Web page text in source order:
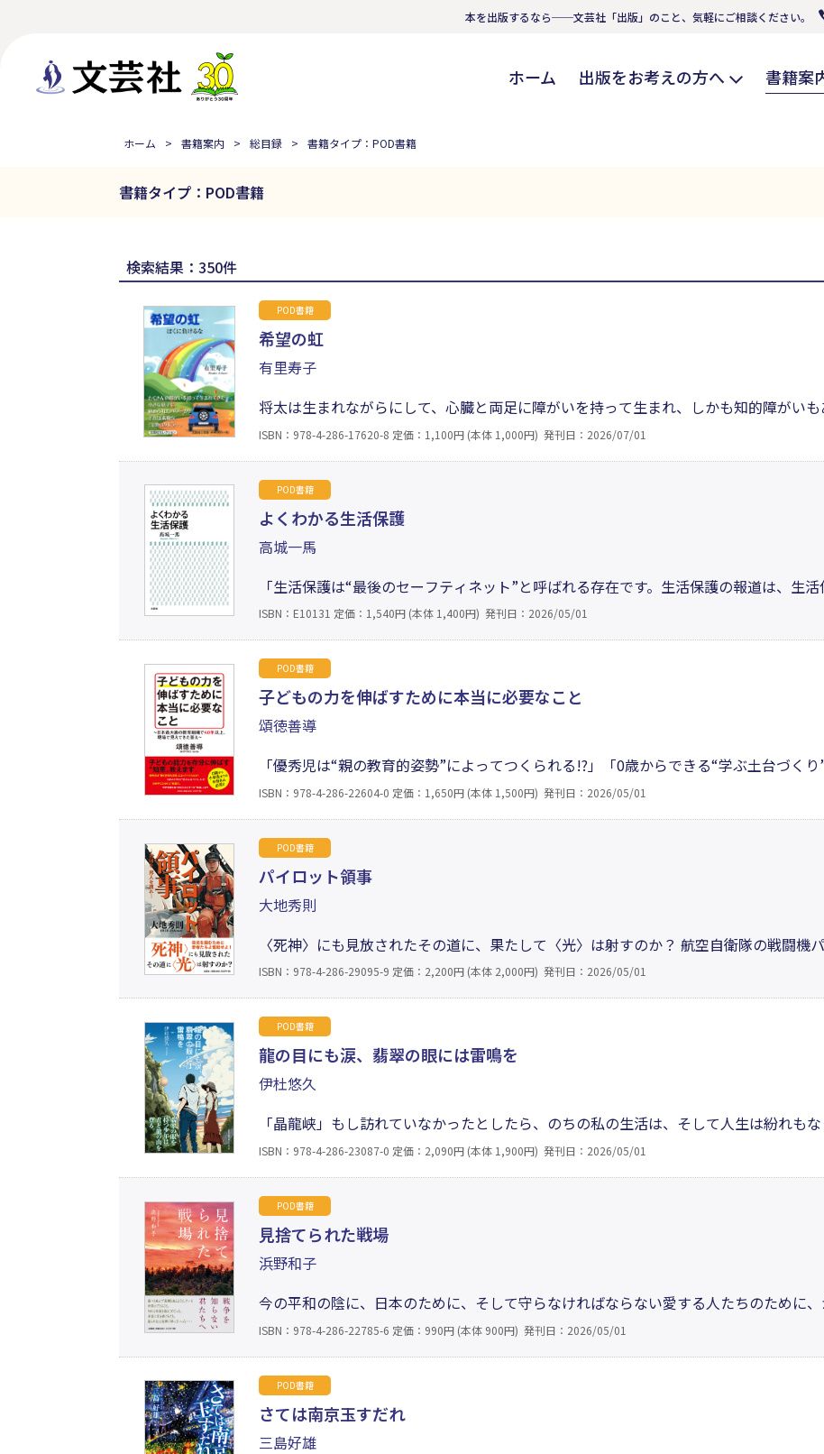
本を出版するなら──文芸社「出版」のこと、気軽にご相談ください。
ホーム 出版をお考えの方へ 書籍案
ホーム 書籍案内 総目録 書籍タイプ：POD書籍
書籍タイプ：POD書籍
検索結果：350件
POD書籍
希望の虹
有里寿子
将太は生まれながらにして、心臓と両足に障がいを持って生まれ、しかも知的障がい
で、山越え谷越え！ 家族も泣いたり笑ったりと、一心同体で歩んできました。将太か
ます。この本を読んで、あなたも将太から感じ取って下さい、明日はきっと、希望の一
ISBN：978-4-286-17620-8 定価：1,100円 (本体 1,000円) 発刊日：2026/07/01
POD書籍
よくわかる生活保護
高城一馬
「生活保護は“最後のセーフティネット”と呼ばれる存在です。生活保護の報道は、生
あらゆる分野の失政や他のセーフティネットが機能していないことを象徴していると言
いくと、貧困ビジネスの正体や不正受給の現実などさまざまな問題も見えてきます」
のに最適の入門書。
ISBN：E10131 定価：1,540円 (本体 1,400円) 発刊日：2026/05/01
POD書籍
子どもの力を伸ばすために本当に必要なこと
頌徳善導
「優秀児は“親の教育的姿勢”によってつくられる!?」「0歳からできる“学ぶ土台づく
力”」「中学受験を乗りきるためにすべき“準備”とは？」日本最大級の私教育組織に40
見守って守ってきた著者だからこその「教育の知恵」を惜しみなく披露した1冊。0歳
ISBN：978-4-286-22604-0 定価：1,650円 (本体 1,500円) 発刊日：2026/05/01
POD書籍
パイロット領事
大地秀則
〈死神〉にも見放されたその道に、果たして〈光〉は射すのか？ 航空自衛隊の戦闘機
英語教師──「文」と「武」という交錯する二つの世界で、千姿万態な任務を遂行して
に生きるのか」の答えとは？ そして著者は今、これからの日本を背負う世代に提言す
せよ！
ISBN：978-4-286-29095-9 定価：2,200円 (本体 2,000円) 発刊日：2026/05/01
POD書籍
龍の目にも涙、翡翠の眼には雷鳴を
伊杜悠久
「晶龍峡」もし訪れていなかったとしたら、のちの私の生活は、そして人生は紛れも
想像できる。いや、そんな想像を巡らせるたび、なぜ私だけこの人生を授かったのか、
たのか、なぜ私だけ……。過酷な運命を背負った少年が出会う、たったひとつの愛と
ISBN：978-4-286-23087-0 定価：2,090円 (本体 1,900円) 発刊日：2026/05/01
POD書籍
見捨てられた戦場
浜野和子
今の平和の陰に、日本のために、そして守らなければならない愛する人たちのために
った。傷つき病んで最期を迎えようとしている仲間にできること。それは昔話を語るこ
らの心は故郷に帰っていった……。戦争を知らない若い世代にぜひ読んで欲しい、平
ISBN：978-4-286-22785-6 定価：990円 (本体 900円) 発刊日：2026/05/01
POD書籍
さては南京玉すだれ
三島好雄